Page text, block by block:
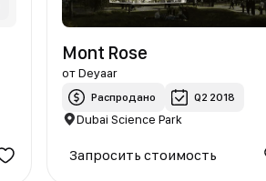
Mont Rose
отDeyaar
Распродано Q2 2018
Dubai Science Park
Запросить стоимость